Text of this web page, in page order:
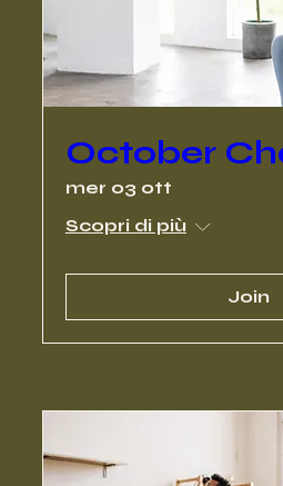
October
mer 03 ott
Scopri di più
Join